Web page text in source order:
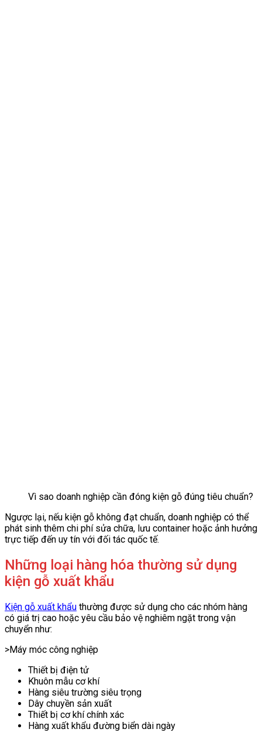
Vì sao doanh nghiệp cần đóng kiện gỗ đúng tiêu chuẩn?
Ngược lại, nếu kiện gỗ không đạt chuẩn, doanh nghiệp có thể
phát sinh thêm chi phí sửa chữa, lưu container hoặc ảnh hưởng
trực tiếp đến uy tín với đối tác quốc tế.
Những loại hàng hóa thường sử dụng
kiện gỗ xuất khẩu
Kiện gỗ xuất khẩu thường được sử dụng cho các nhóm hàng
có giá trị cao hoặc yêu cầu bảo vệ nghiêm ngặt trong vận
chuyển như:
>Máy móc công nghiệp
Thiết bị điện tử
Khuôn mẫu cơ khí
Hàng siêu trường siêu trọng
Dây chuyền sản xuất
Thiết bị cơ khí chính xác
Hàng xuất khẩu đường biển dài ngày